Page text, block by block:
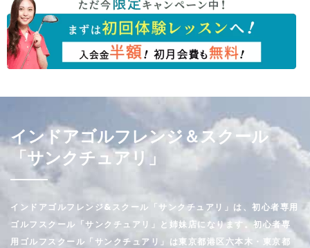
インドアゴルフレンジ＆スクール
「サンクチュアリ」
インドアゴルフレンジ&スクール「サンクチュアリ」は、初心者専用
ゴルフスクール「サンクチュアリ」と姉妹店になります。初心者専
用ゴルフスクール「サンクチュアリ」は東京都港区六本木・東京都